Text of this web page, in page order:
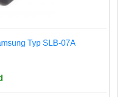
Typ SLB-07A